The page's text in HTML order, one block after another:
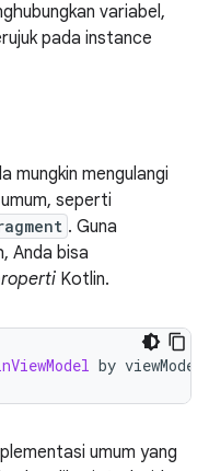
variabel,
pada instance
mungkin mengulangi
seperti
. Guna
Anda bisa
Kotlin.
by
umum yang